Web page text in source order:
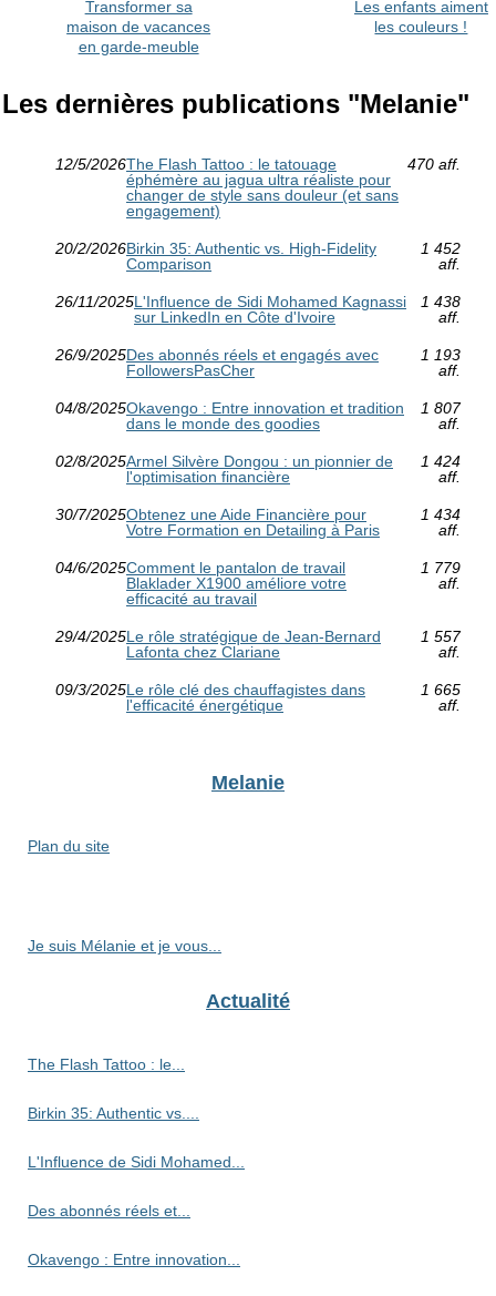
Transformer sa
maison de vacances
en garde-meuble
Les enfants aiment
les couleurs !
Les dernières publications "Melanie"
12/5/2026The Flash Tattoo : le tatouage
éphémère au jagua ultra réaliste pour
changer de style sans douleur (et sans
engagement)
470 aff.
20/2/2026Birkin 35: Authentic vs. High-Fidelity
Comparison
1 452
aff.
26/11/2025L'Influence de Sidi Mohamed Kagnassi
sur LinkedIn en Côte d'Ivoire
1 438
aff.
26/9/2025Des abonnés réels et engagés avec
FollowersPasCher
1 193
aff.
04/8/2025Okavengo : Entre innovation et tradition
dans le monde des goodies
1 807
aff.
02/8/2025Armel Silvère Dongou : un pionnier de
l'optimisation financière
1 424
aff.
30/7/2025Obtenez une Aide Financière pour
Votre Formation en Detailing à Paris
1 434
aff.
04/6/2025Comment le pantalon de travail
Blaklader X1900 améliore votre
efficacité au travail
1 779
aff.
29/4/2025Le rôle stratégique de Jean-Bernard
Lafonta chez Clariane
1 557
aff.
09/3/2025Le rôle clé des chauffagistes dans
l'efficacité énergétique
1 665
aff.
Melanie
Plan du site
Je suis Mélanie et je vous...
Actualité
The Flash Tattoo : le...
Birkin 35: Authentic vs....
L'Influence de Sidi Mohamed...
Des abonnés réels et...
Okavengo : Entre innovation...